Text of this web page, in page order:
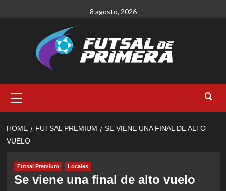
8 agosto, 2026
Menu
HOME FUTSAL PREMIUM
SE VIENE UNA FINAL DE ALTO
VUELO
Futsal Premium Locales
Se viene una final de alto vuelo